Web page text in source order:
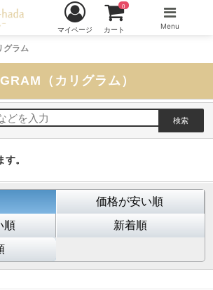
グラム
マイページ カート
0
Menu
（カリグラム）
。
価格が安い順
順
新着順